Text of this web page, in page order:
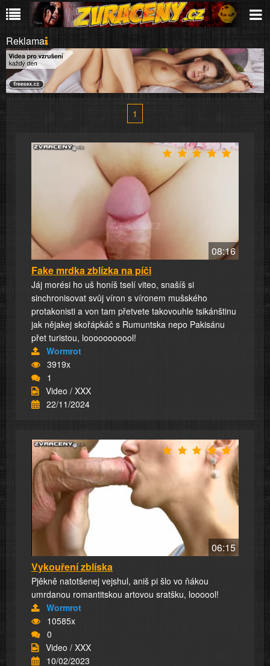
Reklama
1
08:16
Fake mrdka zblízka na píči
Jáj morési ho uš honíš tselí viteo, snašíš si
sinchronisovat svůj víron s víronem mušského
protakonisti a von tam přetvete takovouhle tsikánštinu
jak nějakej skořápkáč s Rumuntska nepo Pakisánu
přet turistou, looooooooool!
Wormrot
3919x
1
Video / XXX
22/11/2024
06:15
Vykouření zblíska
Pjěkně natotšenej vejshul, aniš pi šlo vo ňákou
umrdanou romantitskou artovou sratšku, loooool!
Wormrot
10585x
0
Video / XXX
10/02/2023